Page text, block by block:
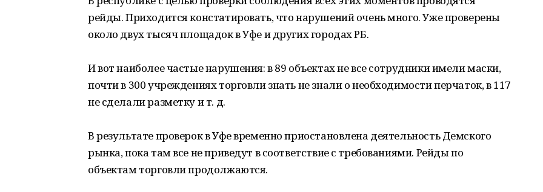
рейды. Приходится констатировать, что нарушений очень много. Уже проверены
около двух тысяч площадок в Уфе и других городах РБ.
И вот наиболее частые нарушения: в 89 объектах не все сотрудники имели маски,
почти в 300 учреждениях торговли знать не знали о необходимости перчаток, в 117
не сделали разметку и т. д.
В результате проверок в Уфе временно приостановлена деятельность Демского
рынка, пока там все не приведут в соответствие с требованиями. Рейды по
объектам торговли продолжаются.